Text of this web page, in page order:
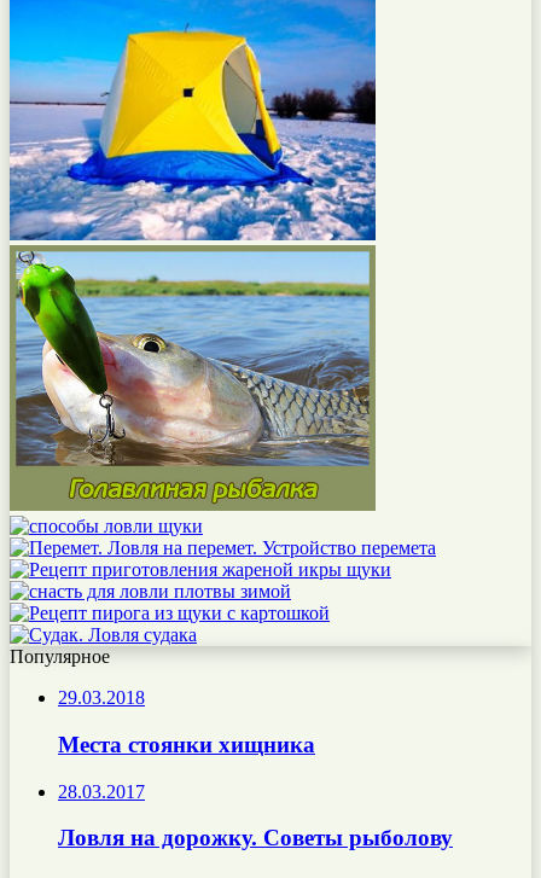
Популярное
29.03.2018
Места стоянки хищника
28.03.2017
Ловля на дорожку. Советы рыболову